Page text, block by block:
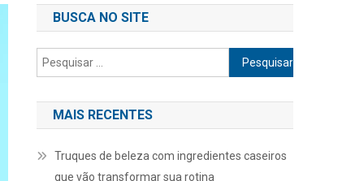
BUSCA NO SITE
Pesquisar
por:
MAIS RECENTES
Truques de beleza com ingredientes caseiros
que vão transformar sua rotina